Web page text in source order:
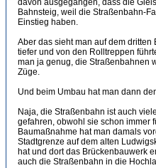
davon ausgegangen, dass die
Bahnsteig, weil die Straßenbahn-
Einstieg haben.
Aber das sieht man auf dem
tiefer und von den Rolltreppen
man ja genug, die Straßenbahnen
Züge.
Und beim Umbau hat man dann
Naja, die Straßenbahn ist auch
gefahren, obwohl sie schon immer
Baumaßnahme hat man damals
Stadtgrenze auf dem alten
hat und dort das Brückenbauwerk
auch die Straßenbahn in die